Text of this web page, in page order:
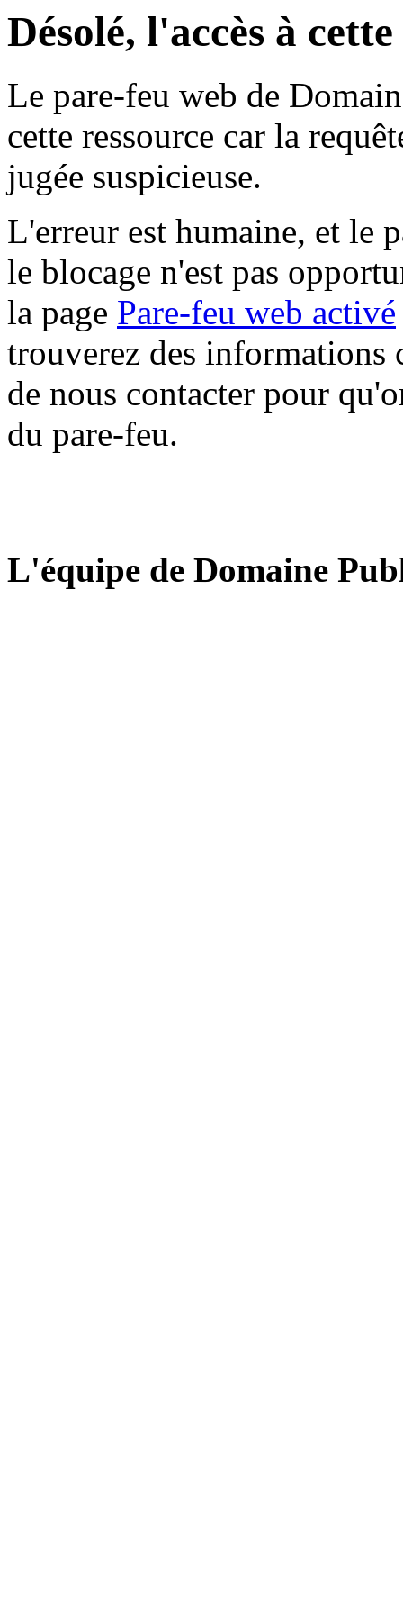
Désolé, l'accès à
Le pare-feu web de
cette ressource car la
jugée suspicieuse.
L'erreur est humaine, et le
le blocage n'est pas
la page Pare-feu web activé
trouverez des informations
de nous contacter pour
du pare-feu.
L'équipe de Domaine